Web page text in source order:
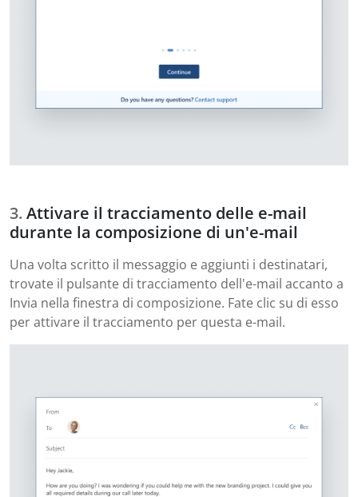
Attivare il tracciamento delle e-mail
durante la composizione di un'e-mail
Una volta scritto il messaggio e aggiunti i destinatari,
trovate il pulsante di tracciamento dell'e-mail accanto a
Invia nella finestra di composizione. Fate clic su di esso
per attivare il tracciamento per questa e-mail.